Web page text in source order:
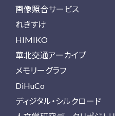
画像照合サービス
れきすけ
HIMIKO
華北交通アーカイブ
メモリーグラフ
DiHuCo
ディジタル・シルクロード